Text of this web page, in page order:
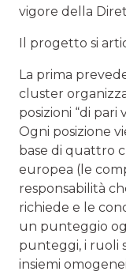
vigore della
Il progetto si
La prima
cluster
posizioni “di pari
Ogni posizione
base di quattro
europea (le
responsabilità
richiede e le
un punteggio
punteggi, i ruoli
insiemi